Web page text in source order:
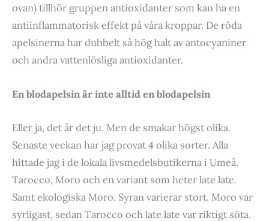
ovan) tillhör gruppen antioxidanter som kan ha en
antiinflammatorisk effekt på våra kroppar. De röda
apelsinerna har dubbelt så hög halt av antocyaniner
och andra vattenlösliga antioxidanter.
En blodapelsin är inte alltid en blodapelsin
Eller ja, det är det ju. Men de smakar högst olika.
Senaste veckan har jag provat 4 olika sorter. Alla
hittade jag i de lokala livsmedelsbutikerna i Umeå.
Tarocco, Moro och en variant som heter late late.
Samt ekologiska Moro. Syran varierar stort. Moro var
syrligast, sedan Tarocco och late late var riktigt söta.